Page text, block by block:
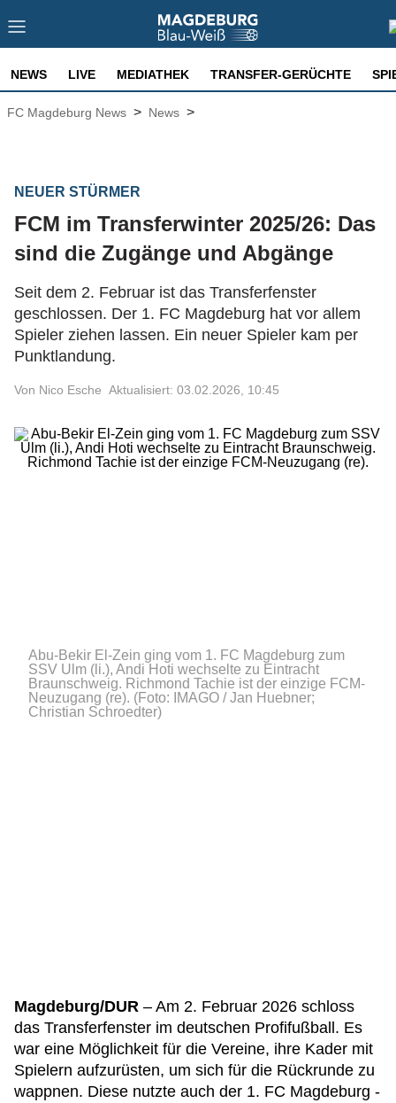
NEWS LIVE MEDIATHEK TRANSFER-GERÜCHTE
FC Magdeburg News > News >
NEUER STÜRMER
FCM im Transferwinter 2025/26: Das
sind die Zugänge und Abgänge
Seit dem 2. Februar ist das Transferfenster
geschlossen. Der 1. FC Magdeburg hat vor allem
Spieler ziehen lassen. Ein neuer Spieler kam per
Punktlandung.
Von Nico Esche Aktualisiert: 03.02.2026, 10:45
Abu-Bekir El-Zein ging vom 1. FC Magdeburg zum
SSV Ulm (li.), Andi Hoti wechselte zu Eintracht
Braunschweig. Richmond Tachie ist der einzige FCM-
Neuzugang (re). (Foto: IMAGO / Jan Huebner;
Christian Schroedter)
Magdeburg/DUR – Am 2. Februar 2026 schloss
das Transferfenster im deutschen Profifußball. Es
war eine Möglichkeit für die Vereine, ihre Kader mit
Spielern aufzurüsten, um sich für die Rückrunde zu
wappnen. Diese nutzte auch der 1. FC Magdeburg -